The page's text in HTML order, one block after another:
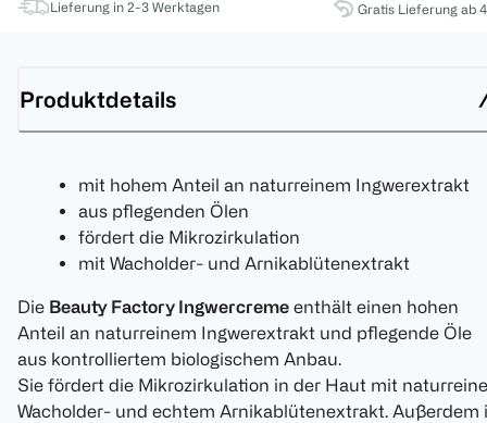
Lieferung in 2-3 Werktagen Gratis Lieferung ab
Produktdetails
mit hohem Anteil an naturreinem Ingwerextrakt
aus pflegenden Ölen
fördert die Mikrozirkulation
mit Wacholder- und Arnikablütenextrakt
Die Beauty Factory Ingwercreme enthält einen hohen
Anteil an naturreinem Ingwerextrakt und pflegende Öle
aus kontrolliertem biologischem Anbau.
Sie fördert die Mikrozirkulation in der Haut mit
Wacholder- und echtem Arnikablütenextrakt. Außerdem